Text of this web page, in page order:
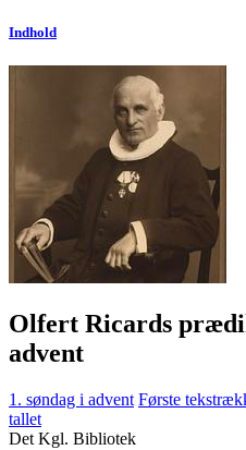
Indhold
Olfert Ricards
advent
1. søndag i advent Første
tallet
Det Kgl. Bibliotek